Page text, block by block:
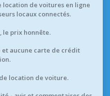
location de voitures en ligne
locaux connectés.
le prix honnête.
aucune carte de crédit
location de voiture.